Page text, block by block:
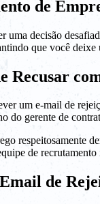
de
uma decisão
que você deixe
Recusar
um e-mail de
do gerente de
respeitosamente
de
de